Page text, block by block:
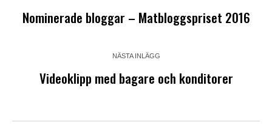
Nominerade bloggar – Matbloggspriset 2016
NÄSTA INLÄGG
Videoklipp med bagare och konditorer